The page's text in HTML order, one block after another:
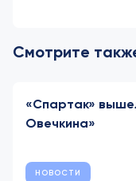
Смотрите
«Спартак»
Овечкина»
НОВОСТИ